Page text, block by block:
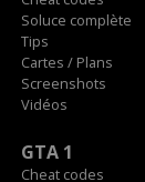
Soluce complète
Tips
Cartes / Plans
Screenshots
Vidéos
GTA 1
Cheat codes